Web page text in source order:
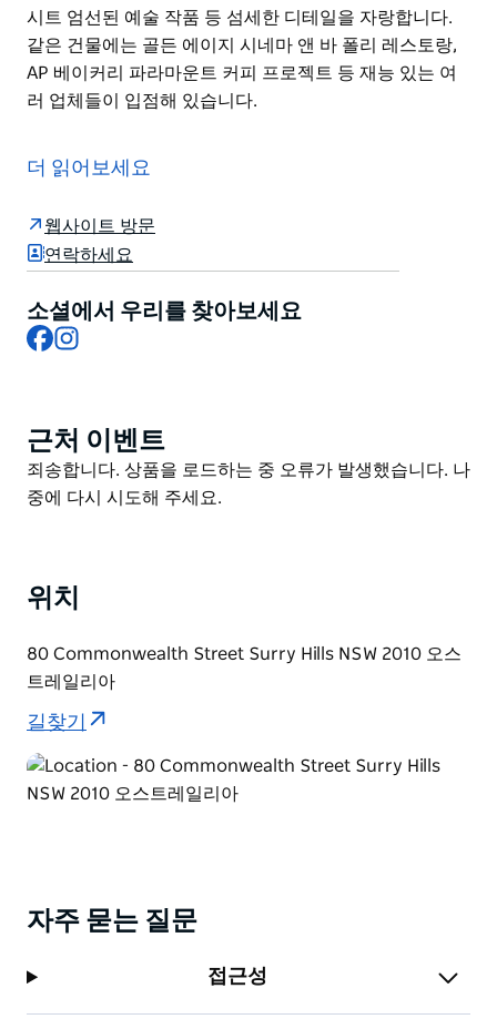
시트 엄선된 예술 작품 등 섬세한 디테일을 자랑합니다.
같은 건물에는 골든 에이지 시네마 앤 바 폴리 레스토랑,
AP 베이커리 파라마운트 커피 프로젝트 등 재능 있는 여
러 업체들이 입점해 있습니다.
라마운트 픽처 스튜디오의 옛 본사 건물에 자리하고 있습
시트 엄선된 예술 작품 등 섬세한 디테일을 자랑합니다.
AP 베이커리 파라마운트 커피 프로젝트 등 재능 있는 여
러 업체들이 입점해 있습니다.
더 읽어보세요
웹사이트 방문
연락하세요
소셜에서 우리를 찾아보세요
Facebook
Product
List
근처 이벤트
Product
List
죄송합니다. 상품을 로드하는 중 오류가 발생했습니다. 나
중에 다시 시도해 주세요.
위치
80 Commonwealth Street Surry Hills NSW 2010 오스
트레일리아
길찾기
자주 묻는 질문
접근성